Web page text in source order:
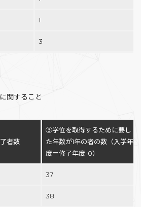
1
3
関すること
者数
③学位を取得するために要し
た年数が1年の者の数（入学年
度＝修了年度-0）
37
38